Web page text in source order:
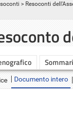
> Resoconti
Documento intero